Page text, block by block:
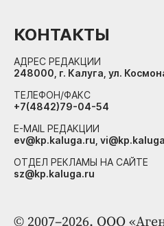
© 2007–2026. ООО
КОНТАКТЫ
АДРЕС РЕДАКЦИИ
248000, г. Калуга, ул.
ТЕЛЕФОН/ФАКС
+7(4842)79-04-54
E-MAIL РЕДАКЦИИ
ev@kp.kaluga.ru,
ОТДЕЛ РЕКЛАМЫ НА САЙТЕ
sz@kp.kaluga.ru